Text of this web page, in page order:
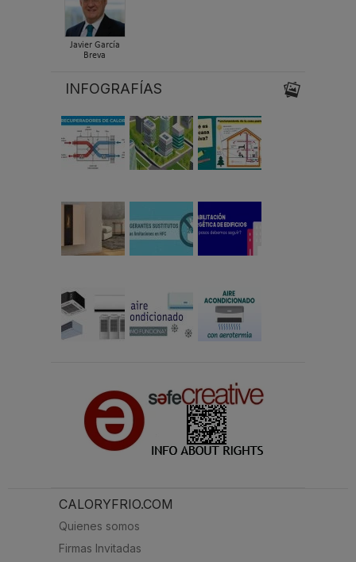
Javier García
Breva
INFOGRAFÍAS
CALORYFRIO.COM
Quienes somos
Firmas Invitadas